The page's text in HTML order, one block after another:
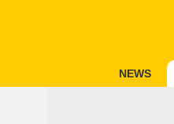
NEWS